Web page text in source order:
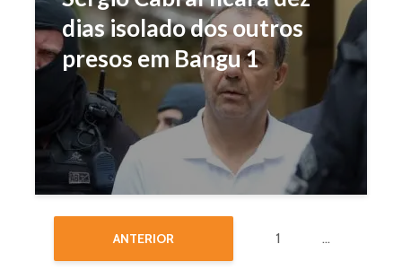
dias isolado dos outros
presos em Bangu 1
ANTERIOR 1 …